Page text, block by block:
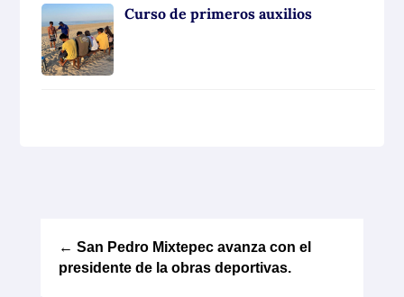
Curso de primeros auxilios
← San Pedro Mixtepec avanza con el
presidente de la obras deportivas.